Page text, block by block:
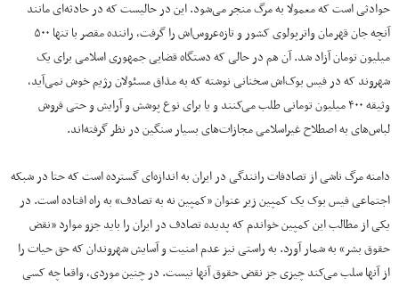
حوادثی است که معمولا به مرگ منجر می‌شود. این در حالیست که در حادثه‌ای مانند
آنچه جان قهرمان واترپولوی کشور و تازه‌عروس‌اش را گرفت، راننده مقصر با تنها ۵۰۰
میلیون تومان آزاد شد. آن هم در حالی که دستگاه قضایی جمهوری اسلامی برای یک
شهروند که در فیس بوک‌اش سخنانی نوشته که به مذاق مسئولان رژیم خوش نمی‌آید،
وثیقه ۴۰۰ میلیون تومانی طلب می‌کنند و یا برای نوع پوشش و آرایش و حتی فروش
لباس‌های به اصطلاح غیراسلامی مجازات‌های بسیار سنگین در نظر گرفته‌اند.
دامنه مرگ‌ ناشی از تصادفات رانندگی در ایران به اندازه‌ای گسترده است که حتا در شبکه
اجتماعی فیس بوک یک کمپین زیر عنوان «کمپین نه به تصادف» به راه افتاده است. در
یکی از مطالب این کمپین خواندم که پدیده تصادف در ایران را باید جزو موارد «نقض
حقوق بشر» به شمار آورد. به راستی نیز عدم امنیت و آسایش شهروندان که حق حیات را
از آنها سلب می‌کند چیزی جز نقض حقوق آنها نیست. در چنین موردی، واقعا چه کسی